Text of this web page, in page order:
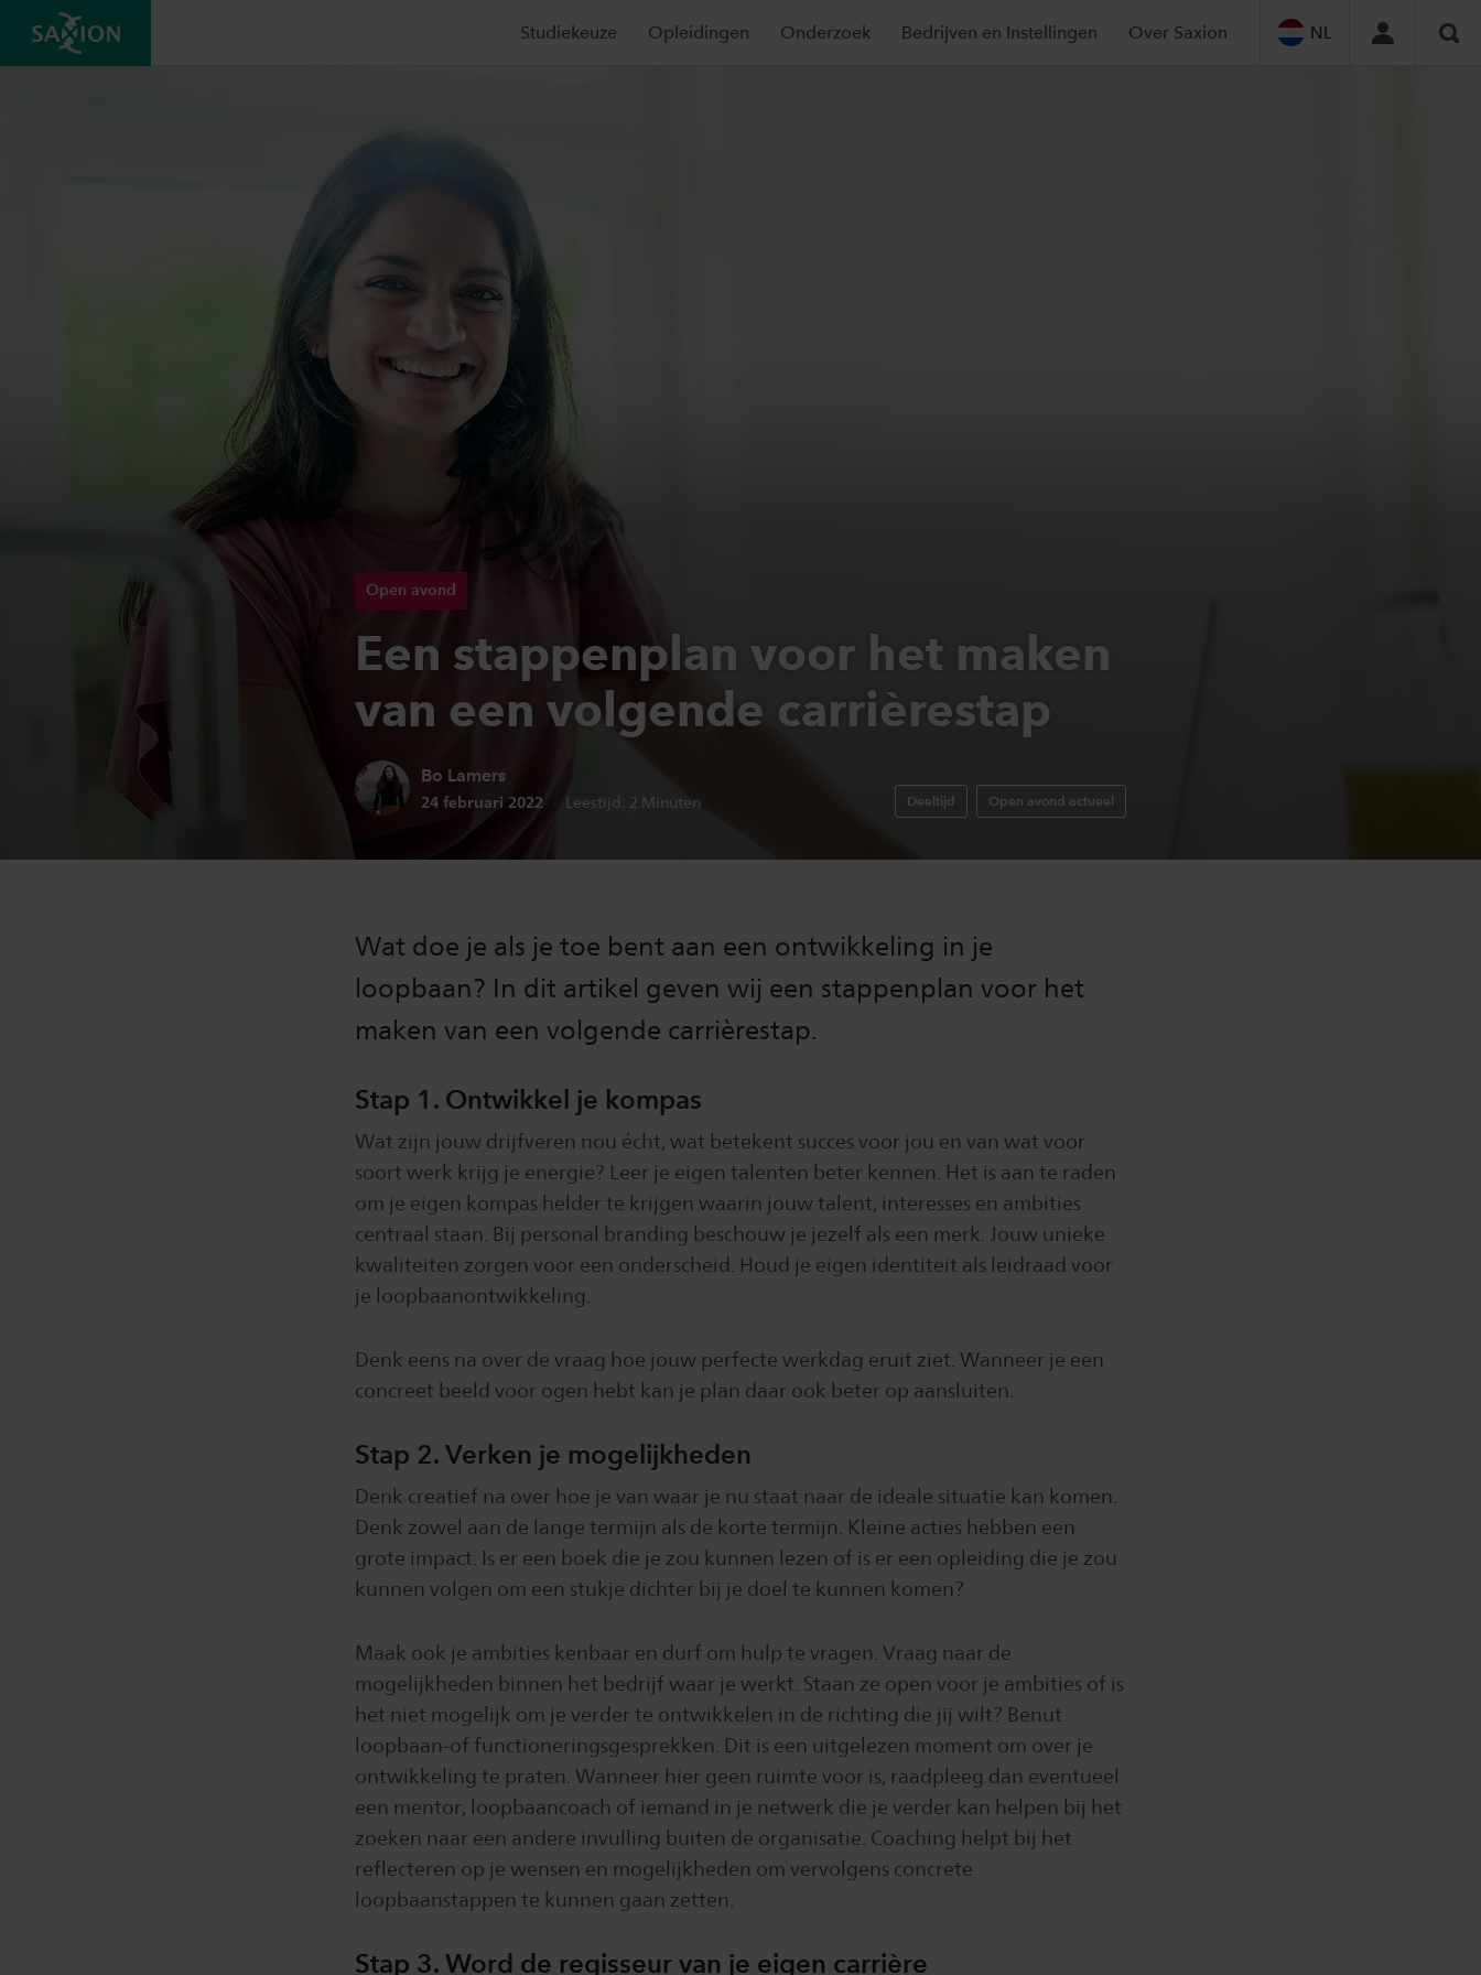
Studiekeuze Opleidingen Onderzoek Bedrijven en Instellingen Over Saxion NL
Open avond
Een stappenplan voor het maken
van een volgende carrièrestap
Auteur:
Bo Lamers
Publicatiedatum:
24 februari 2022 Leestijd: 2 Minuten Deeltijd Open avond actueel
Wat doe je als je toe bent aan een ontwikkeling in je
loopbaan? In dit artikel geven wij een stappenplan voor het
maken van een volgende carrièrestap.
Stap 1. Ontwikkel je kompas
Wat zijn jouw drijfveren nou écht, wat betekent succes voor jou en van wat voor
soort werk krijg je energie? Leer je eigen talenten beter kennen. Het is aan te raden
om je eigen kompas helder te krijgen waarin jouw talent, interesses en ambities
centraal staan. Bij personal branding beschouw je jezelf als een merk. Jouw unieke
kwaliteiten zorgen voor een onderscheid. Houd je eigen identiteit als leidraad voor
je loopbaanontwikkeling.
Denk eens na over de vraag hoe jouw perfecte werkdag eruit ziet. Wanneer je een
concreet beeld voor ogen hebt kan je plan daar ook beter op aansluiten.
Stap 2. Verken je mogelijkheden
Denk creatief na over hoe je van waar je nu staat naar de ideale situatie kan komen.
Denk zowel aan de lange termijn als de korte termijn. Kleine acties hebben een
grote impact. Is er een boek die je zou kunnen lezen of is er een opleiding die je zou
kunnen volgen om een stukje dichter bij je doel te kunnen komen?
Maak ook je ambities kenbaar en durf om hulp te vragen. Vraag naar de
mogelijkheden binnen het bedrijf waar je werkt. Staan ze open voor je ambities of is
het niet mogelijk om je verder te ontwikkelen in de richting die jij wilt? Benut
loopbaan-of functioneringsgesprekken. Dit is een uitgelezen moment om over je
ontwikkeling te praten. Wanneer hier geen ruimte voor is, raadpleeg dan eventueel
een mentor, loopbaancoach of iemand in je netwerk die je verder kan helpen bij het
zoeken naar een andere invulling buiten de organisatie. Coaching helpt bij het
reflecteren op je wensen en mogelijkheden om vervolgens concrete
loopbaanstappen te kunnen gaan zetten.
Stap 3. Word de regisseur van je eigen carrière